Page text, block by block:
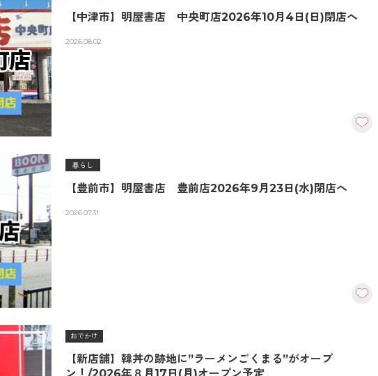
【中津市】明屋書店 中央町店2026年10月4日(日)閉店へ
2026.08.02
暮らし
【豊前市】明屋書店 豊前店2026年9月23日(水)閉店へ
2026.07.31
おでかけ
【新店舗】韓丼の跡地に”ラーメンごくまる”がオープ